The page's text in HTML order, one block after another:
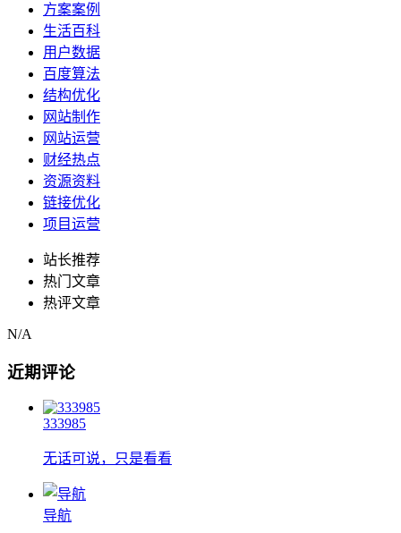
方案案例
生活百科
用户数据
百度算法
结构优化
网站制作
网站运营
财经热点
资源资料
链接优化
项目运营
站长推荐
热门文章
热评文章
N/A
近期评论
333985
无话可说，只是看看
导航